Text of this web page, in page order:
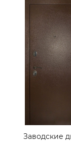
Заводские